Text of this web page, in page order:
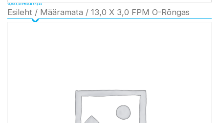
13,0 X 3,0 FPM O-Rõngas
Esileht / Määramata / 13,0 X 3,0 FPM O-Rõngas